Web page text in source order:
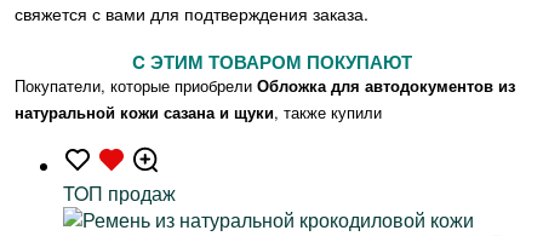
свяжется с вами для подтверждения заказа.
C ЭТИМ ТОВАРОМ ПОКУПАЮТ
Покупатели, которые приобрели Обложка для автодокументов из
натуральной кожи сазана и щуки, также купили
TOП продаж